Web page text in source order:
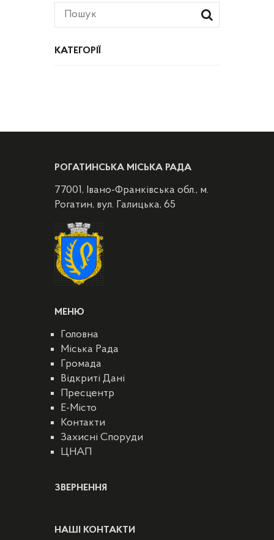
КАТЕГОРІЇ
РОГАТИНСЬКА МІСЬКА РАДА
77001, Івано-Франківська обл., м.
Рогатин, вул. Галицька, 65
МЕНЮ
Головна
Міська Рада
Громада
Відкриті Дані
Пресцентр
E-Місто
Контакти
Захисні Споруди
ЦНАП
ЗВЕРНЕННЯ
НАШІ КОНТАКТИ